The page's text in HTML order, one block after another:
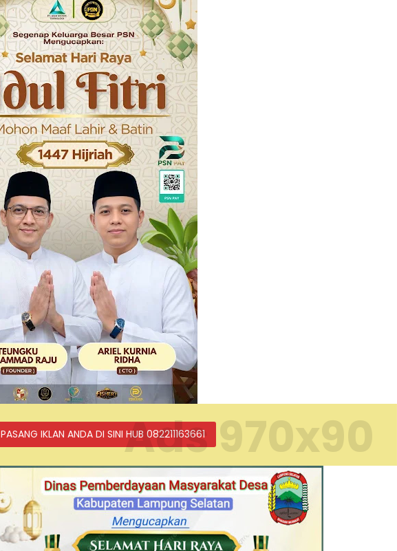
PASANG IKLAN ANDA DI SINI HUB 082211163661Ads 970x90